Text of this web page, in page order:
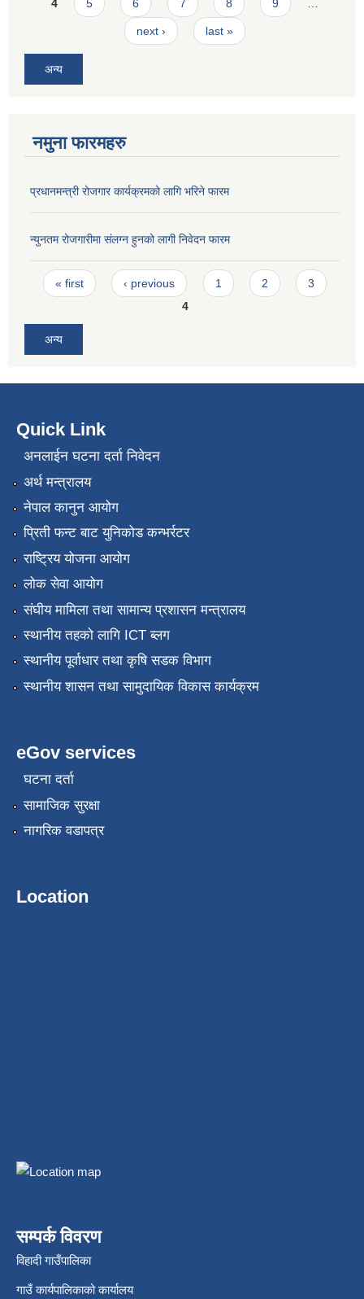
4 5 6 7 8 9 …
next › last »
अन्य
नमुना फारमहरु
प्रधानमन्त्री रोजगार कार्यक्रमको लागि भरिने फारम
न्युनतम रोजगारीमा संलग्न हुनको लागी निवेदन फारम
Pages
« first ‹ previous 1 2
3
4
अन्य
Quick Link
अनलाईन घटना दर्ता निवेदन
अर्थ मन्त्रालय
नेपाल कानुन आयोग
प्रिती फन्ट बाट युनिकोड कन्भर्रटर
राष्ट्रिय योजना आयोग
लोक सेवा आयोग
संघीय मामिला तथा सामान्य प्रशासन मन्त्रालय
स्थानीय तहको लागि ICT ब्लग
स्थानीय पूर्वाधार तथा कृषि सडक विभाग
स्थानीय शासन तथा सामुदायिक विकास कार्यक्रम
eGov services
घटना दर्ता
सामाजिक सुरक्षा
नागरिक वडापत्र
Location
सम्पर्क विवरण
विहादी गाउँपालिका
गाउँ कार्यपालिकाको कार्यालय